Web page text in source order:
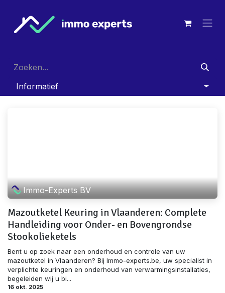
Informatief
Immo-Experts BV
Mazoutketel Keuring in Vlaanderen: Complete
Handleiding voor Onder- en Bovengrondse
Stookolieketels
Bent u op zoek naar een onderhoud en controle van uw
mazoutketel in Vlaanderen? Bij Immo-experts.be, uw specialist in
verplichte keuringen en onderhoud van verwarmingsinstallaties,
begeleiden wij u bi...
16 okt. 2025